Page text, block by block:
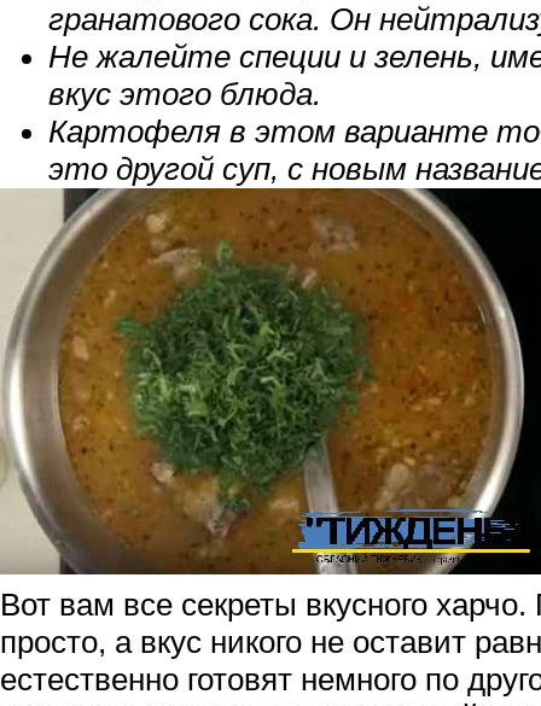
гранатового сока. Он
Не жалейте специи и зелень,
вкус этого блюда.
Картофеля в этом варианте
это другой суп, с новым
Вот вам все секреты вкусного
просто, а вкус никого не оставит
естественно готовят немного по